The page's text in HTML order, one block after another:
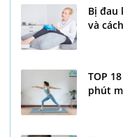
Bị đau
và
TOP
phút